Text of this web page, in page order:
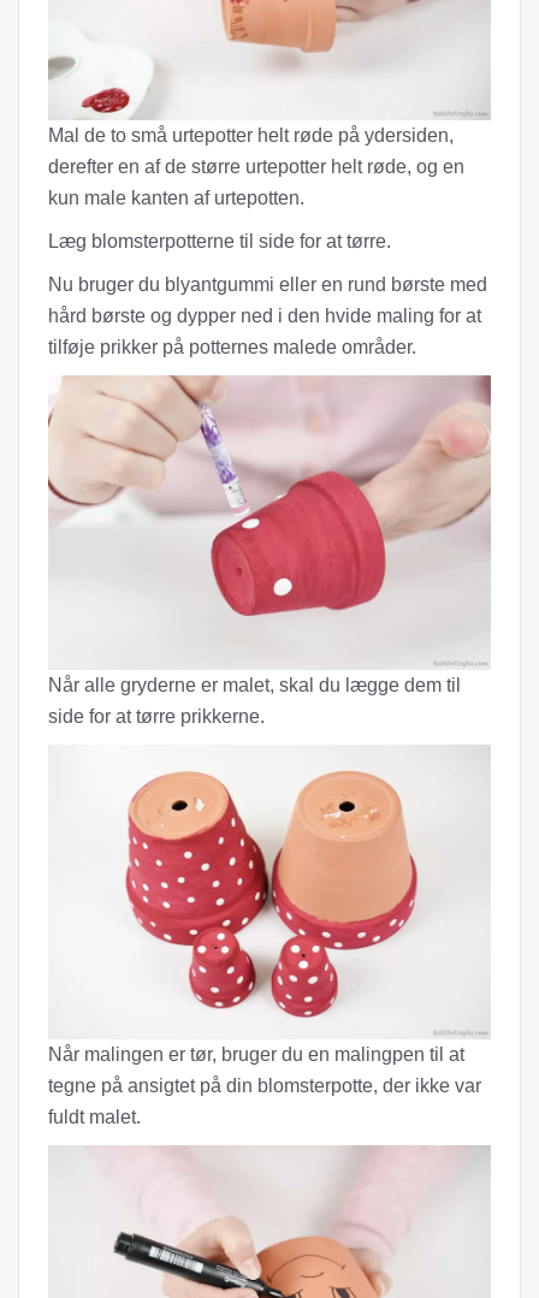
Mal de to små urtepotter helt røde på ydersiden,
derefter en af ​​de større urtepotter helt røde, og en
kun male kanten af ​​urtepotten.
Læg blomsterpotterne til side for at tørre.
Nu bruger du blyantgummi eller en rund børste med
hård børste og dypper ned i den hvide maling for at
tilføje prikker på potternes malede områder.
Når alle gryderne er malet, skal du lægge dem til
side for at tørre prikkerne.
Når malingen er tør, bruger du en malingpen til at
tegne på ansigtet på din blomsterpotte, der ikke var
fuldt malet.